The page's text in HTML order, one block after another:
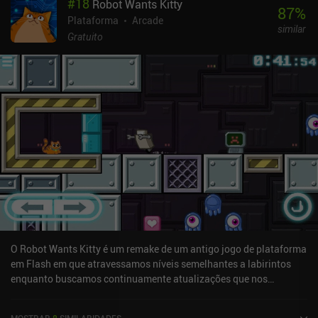
a mesma: cronometre e planeje seus movimentos com cuidado
para evitar cair ou ficar preso.Como esse é um jogo um pouco
raivoso - não muito diferente do "QWOP" -, os controles são
acostumar. Os gráficos não são espetaculares, mas também não
estragam a experiência, e o jogo inteiro pode ser concluído em
algumas horas.O Unicycle Legend é monetizado por meio de um
único iAP para remover os anúncios que aparecem
aproximadamente a cada 10 mortes. Também podemos assistir a
anúncios para desbloquear skins que não são necessárias para
aproveitar o jogo. No final das contas, é um joguinho bem simples
e agradável que o manterá entretido por algum tempo se você
gostar de jogos de plataforma bobos e hardcore. Ele pode até
arrancar uma ou duas risadas devido às formas hilárias de morte
do personagem.
#18 Robot Wants Kitty
Plataforma
Arcade
Gratuito
87%
similar
O Robot Wants Kitty é um remake de um antigo jogo de plataforma
em Flash em que atravessamos níveis semelhantes a labirintos
enquanto buscamos continuamente atualizações que nos